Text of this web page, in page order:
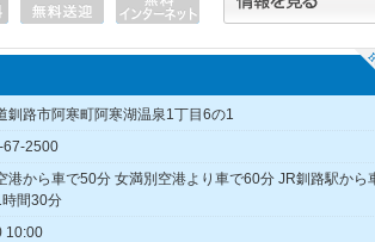
釧路市阿寒町阿寒湖温泉1丁目6の1
67-2500
港から車で50分 女満別空港より車で60分 JR釧路駅から
間30分
10:00